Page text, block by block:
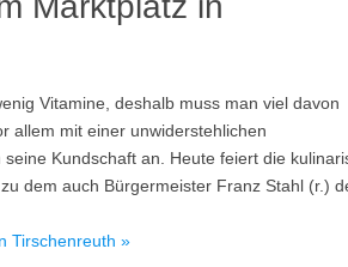
Vitamine, deshalb muss man viel davon
allem mit einer unwiderstehlichen
Kundschaft an. Heute feiert die
dem auch Bürgermeister Franz Stahl (r.)
Tirschenreuth »